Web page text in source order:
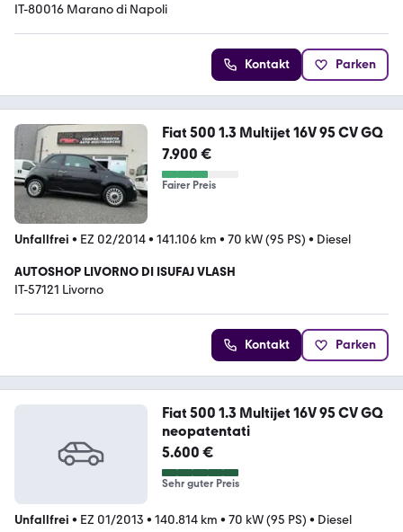
IT-80016 Marano di Napoli
Kontakt Parken
Fiat 500 1.3 Multijet 16V 95 CV GQ
7.900 €
Fairer Preis
Unfallfrei • EZ 02/2014• 141.106 km • 70 kW (95 PS) • Diesel
AUTOSHOP LIVORNO DI ISUFAJ VLASH
IT-57121 Livorno
Kontakt Parken
Fiat 500 1.3 Multijet 16V 95 CV GQ
neopatentati
5.600 €
Sehr guter Preis
Unfallfrei • EZ 01/2013 • 140.814 km • 70 kW (95 PS) • Diesel